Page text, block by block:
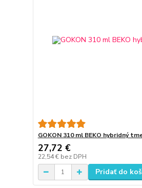
GOKON 310 ml BEKO hybridný
27,72 €
22,54 € bez DPH
Pridať do